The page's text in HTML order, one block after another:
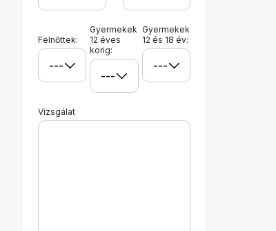
Felnőttek:
Gyermekek
12 éves
korig:
Gyermekek
12 és 18 év:
Vizsgálat